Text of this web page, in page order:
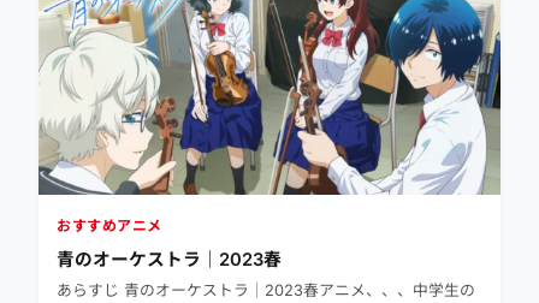
おすすめアニメ
青のオーケストラ｜2023春
あらすじ 青のオーケストラ｜2023春アニメ、、、中学生の